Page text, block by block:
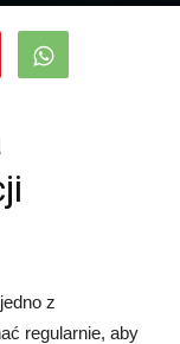
z
regularnie, aby